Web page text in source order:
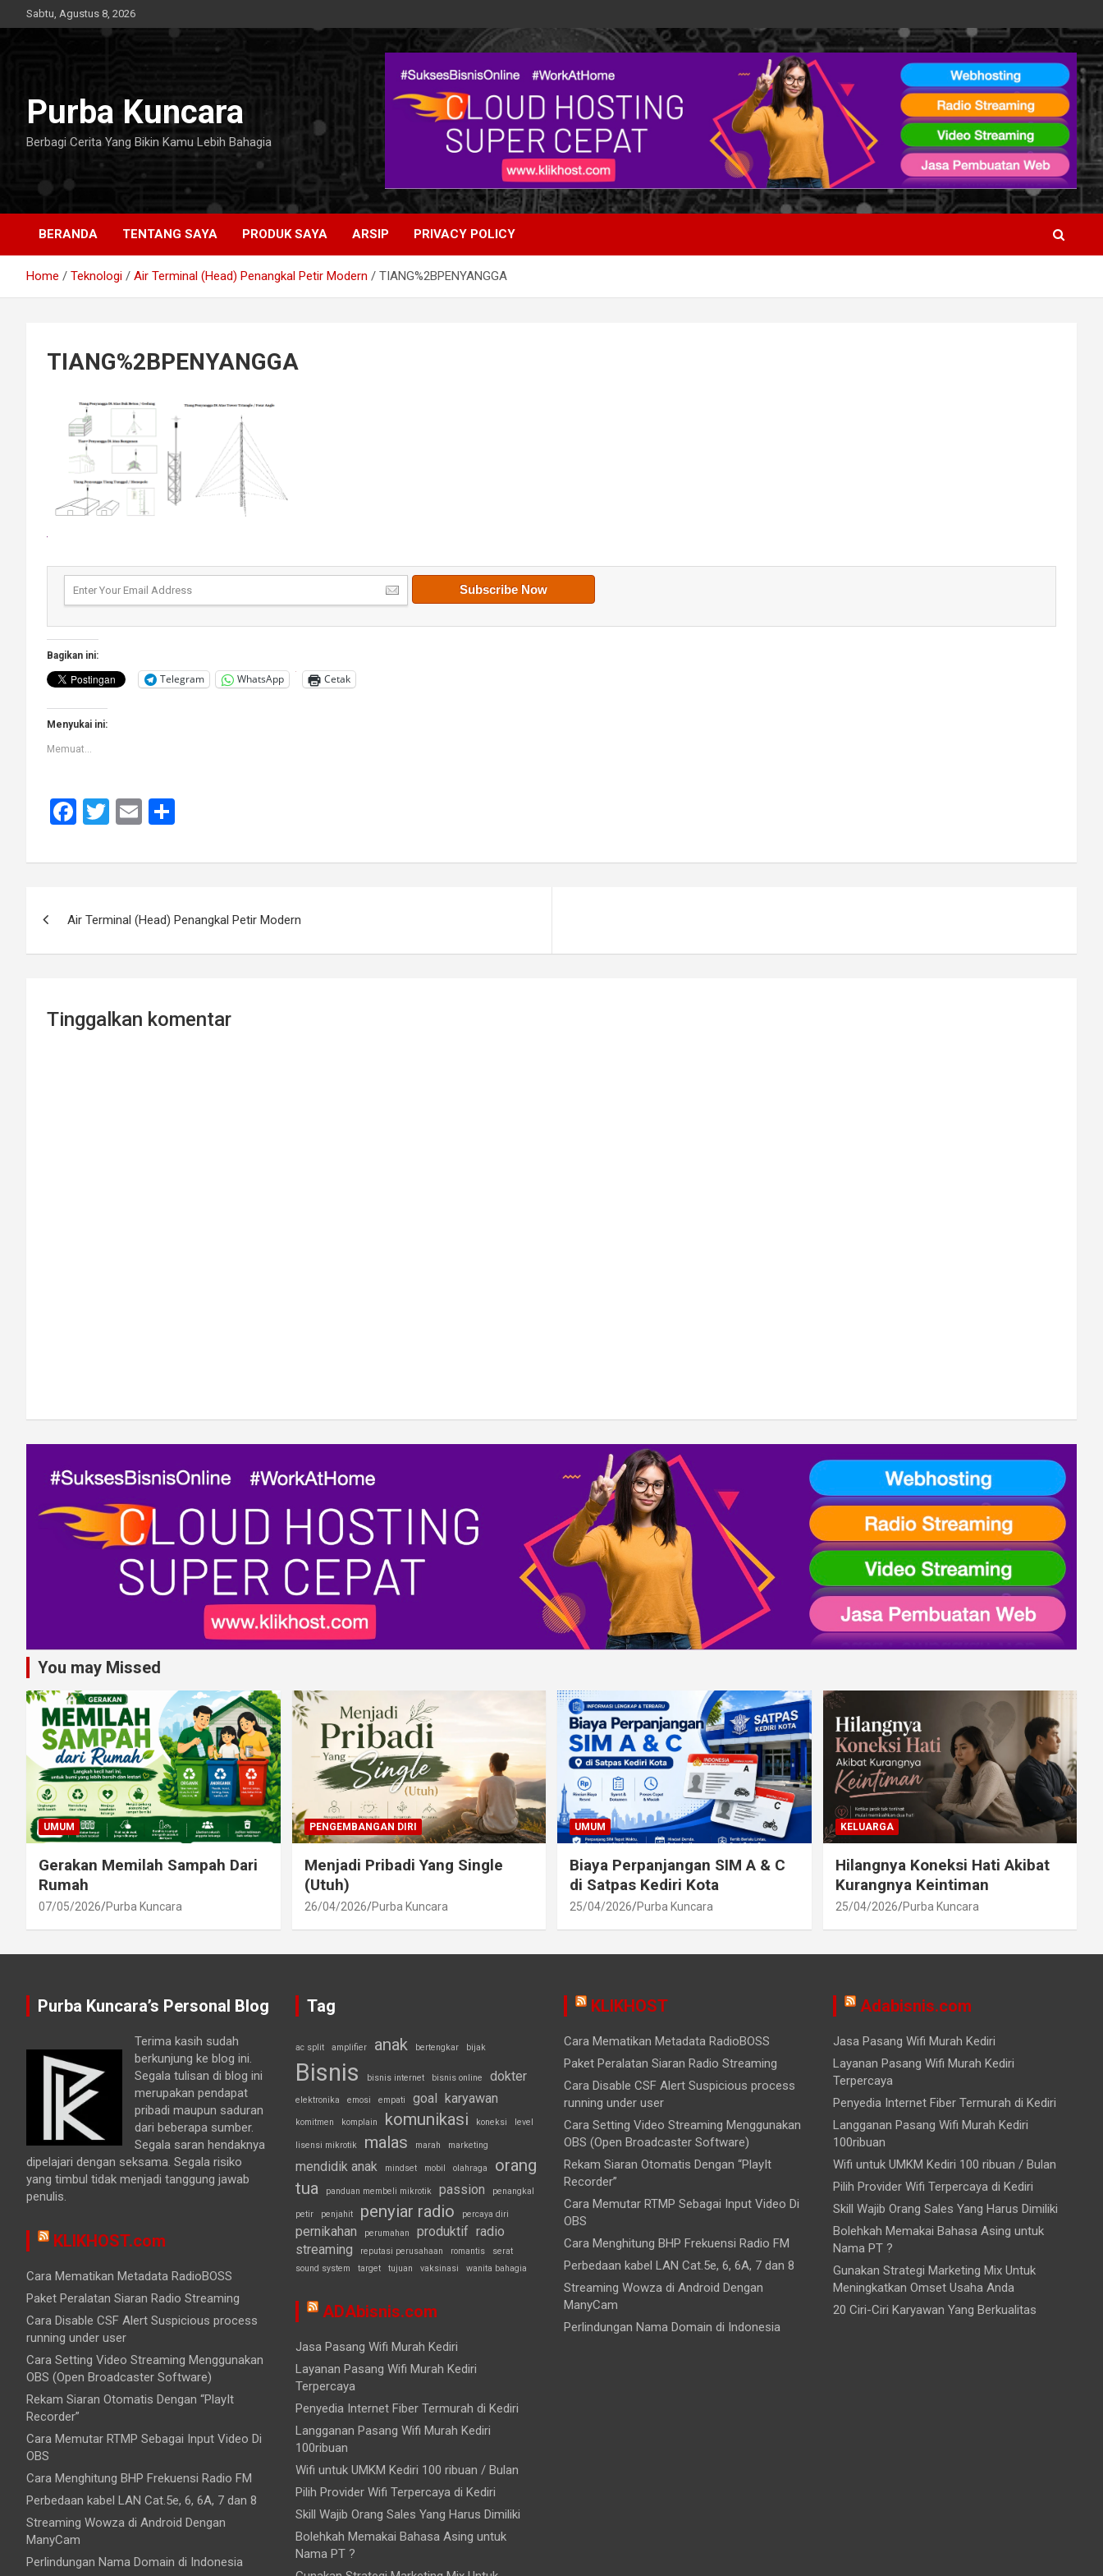
to
Sabtu, Agustus 8, 2026
Purba Kuncara
Berbagi Cerita Yang Bikin Kamu Lebih Bahagia
BERANDA TENTANG SAYA PRODUK SAYA ARSIP PRIVACY POLICY
Home Teknologi Air Terminal (Head) Penangkal Petir Modern TIANG%2BPENYANGGA
TIANG%2BPENYANGGA
Bagikan ini:
Telegram WhatsApp Cetak
Menyukai ini:
Memuat...
F
ce
o
T
tt
E
ail ar
Air Terminal (Head) Penangkal Petir Modern
Tinggalkan komentar
You may Missed
UMUM
Gerakan Memilah Sampah Dari
Rumah
07/05/2026 Purba Kuncara
PENGEMBANGAN DIRI
Menjadi Pribadi Yang Single
(Utuh)
26/04/2026 Purba Kuncara
UMUM
Biaya Perpanjangan SIM A & C
di Satpas Kediri Kota
25/04/2026 Purba Kuncara
KELUARGA
Hilangnya Koneksi Hati Akibat
Kurangnya Keintiman
25/04/2026 Purba Kuncara
Purba Kuncara’s Personal Blog
Terima kasih sudah
berkunjung ke blog ini.
Segala tulisan di blog ini
merupakan pendapat
pribadi maupun saduran
dari beberapa sumber.
Segala saran hendaknya
dipelajari dengan seksama. Segala risiko
yang timbul tidak menjadi tanggung jawab
penulis.
KLIKHOST.com
Cara Mematikan Metadata RadioBOSS
Paket Peralatan Siaran Radio Streaming
Cara Disable CSF Alert Suspicious process
running under user
Cara Setting Video Streaming Menggunakan
OBS (Open Broadcaster Software)
Rekam Siaran Otomatis Dengan “PlayIt
Recorder”
Cara Memutar RTMP Sebagai Input Video Di
OBS
Cara Menghitung BHP Frekuensi Radio FM
Perbedaan kabel LAN Cat.5e, 6, 6A, 7 dan 8
Streaming Wowza di Android Dengan
ManyCam
Perlindungan Nama Domain di Indonesia
Tag
ac split amplifier anak bertengkar bijak
Bisnis bisnis internet bisnis online dokter
elektronika emosi empati goal karyawan
komitmen komplain komunikasi koneksi level
lisensi mikrotik malas marah marketing
mendidik anak mindset mobil olahraga
orang
tua
panduan membeli mikrotik passion penangkal
petir penjahit penyiar radio percaya diri
pernikahan perumahan produktif radio
streaming
reputasi perusahaan romantis
serat
sound system
target tujuan vaksinasi wanita bahagia
ADAbisnis.com
Jasa Pasang Wifi Murah Kediri
Layanan Pasang Wifi Murah Kediri
Terpercaya
Penyedia Internet Fiber Termurah di Kediri
Langganan Pasang Wifi Murah Kediri
100ribuan
Wifi untuk UMKM Kediri 100 ribuan / Bulan
Pilih Provider Wifi Terpercaya di Kediri
Skill Wajib Orang Sales Yang Harus Dimiliki
Bolehkah Memakai Bahasa Asing untuk
Nama PT ?
KLIKHOST
Cara Mematikan Metadata RadioBOSS
Paket Peralatan Siaran Radio Streaming
Cara Disable CSF Alert Suspicious process
running under user
Cara Setting Video Streaming Menggunakan
OBS (Open Broadcaster Software)
Rekam Siaran Otomatis Dengan “PlayIt
Recorder”
Cara Memutar RTMP Sebagai Input Video Di
OBS
Cara Menghitung BHP Frekuensi Radio FM
Perbedaan kabel LAN Cat.5e, 6, 6A, 7 dan 8
Streaming Wowza di Android Dengan
ManyCam
Perlindungan Nama Domain di Indonesia
Adabisnis.com
Jasa Pasang Wifi Murah Kediri
Layanan Pasang Wifi Murah Kediri
Terpercaya
Penyedia Internet Fiber Termurah di Kediri
Langganan Pasang Wifi Murah Kediri
100ribuan
Wifi untuk UMKM Kediri 100 ribuan / Bulan
Pilih Provider Wifi Terpercaya di Kediri
Skill Wajib Orang Sales Yang Harus Dimiliki
Bolehkah Memakai Bahasa Asing untuk
Nama PT ?
Gunakan Strategi Marketing Mix Untuk
Meningkatkan Omset Usaha Anda
20 Ciri-Ciri Karyawan Yang Berkualitas